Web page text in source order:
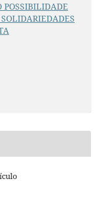
POSSIBILIDADE